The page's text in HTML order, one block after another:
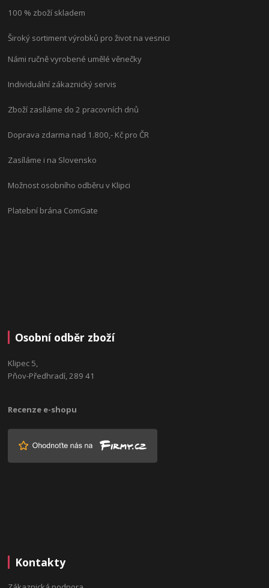
100 % zboží skladem
Široký sortiment výrobků pro život na vesnici
Námi ručně vyrobené umělé věnečky
Individuální zákaznický servis
Zboží zasíláme do 2 pracovních dnů
Doprava zdarma nad 1.800,- Kč pro ČR
Zasíláme i na Slovensko
Možnost osobního odběru v Klipci
Platební brána ComGate
Osobní odběr zboží
Klipec 5,
Pňov-Předhradí, 289 41
Recenze e-shopu
Kontakty